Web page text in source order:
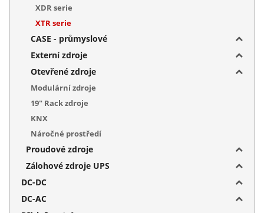
XDR serie
XTR serie
CASE - průmyslové
Externí zdroje
Otevřené zdroje
Modulární zdroje
19" Rack zdroje
KNX
Náročné prostředí
Proudové zdroje
Zálohové zdroje UPS
DC-DC
DC-AC